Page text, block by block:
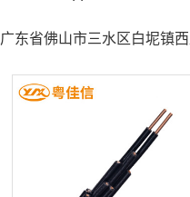
省佛山市三水区白坭镇西